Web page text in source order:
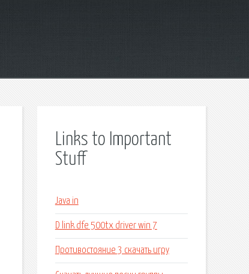
Links to Important
Stuff
Java in
D link dfe 500tx driver win 7
Противостояние 3 скачать игру